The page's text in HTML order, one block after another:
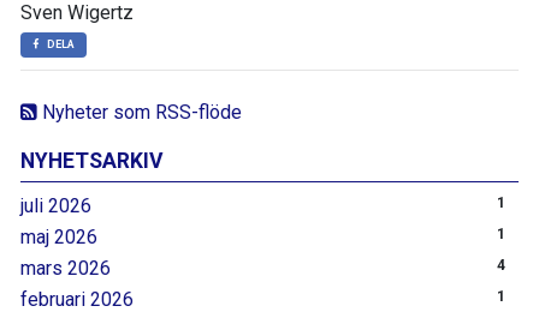
Nyheter som RSS-flöde
NYHETSARKIV
juli 2026 1
maj 2026 1
mars 2026 4
februari 2026 1
Sven Wigertz
DELA